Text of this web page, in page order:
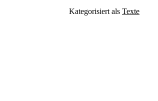
Kategorisiert als Texte